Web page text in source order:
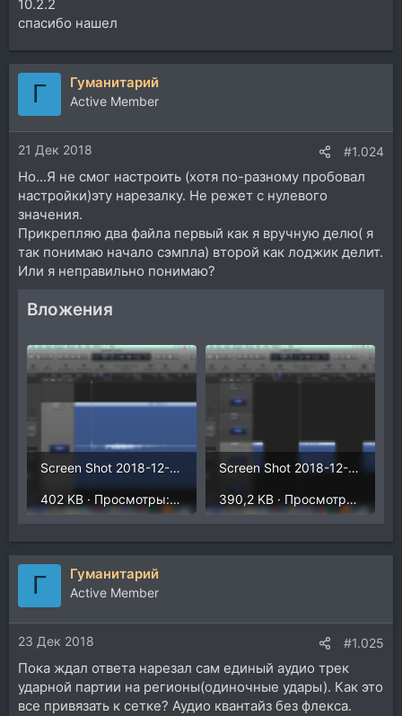
10.2.2
спасибо нашел
Г Гуманитарий
Active Member
21 Дек 2018 #1.024
Но...Я не смог настроить (хотя по-разному пробовал
настройки)эту нарезалку. Не режет с нулевого
значения.
Прикрепляю два файла первый как я вручную делю( я
так понимаю начало сэмпла) второй как лоджик делит.
Или я неправильно понимаю?
Вложения
Screen Shot 2018-12-21 at 23.53.00.png
402 KB · Просмотры: 572
Screen Shot 2018-12-21 at 23.57.12.png
390,2 KB · Просмотры: 571
Г Гуманитарий
Active Member
23 Дек 2018 #1.025
Пока ждал ответа нарезал сам единый аудио трек
ударной партии на регионы(одиночные удары). Как это
все привязать к сетке? Аудио квантайз без флекса.